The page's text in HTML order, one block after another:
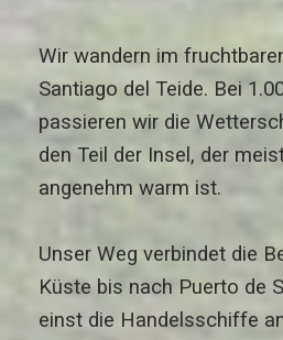
Wir wandern im
Santiago del Teide. Bei
passieren wir die
den Teil der Insel, der
angenehm warm ist.
Unser Weg verbindet die
Küste bis nach Puerto de
einst die Handelsschiffe